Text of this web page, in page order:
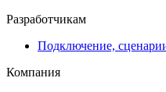
Разработчикам
Подключение,
Компания